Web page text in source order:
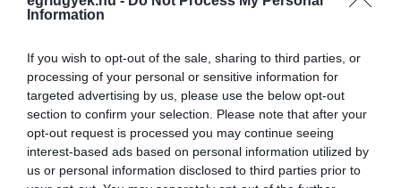
Information
If you wish to opt-out of the sale, sharing to third parties, or
processing of your personal or sensitive information for
targeted advertising by us, please use the below opt-out
section to confirm your selection. Please note that after your
opt-out request is processed you may continue seeing
interest-based ads based on personal information utilized by
us or personal information disclosed to third parties prior to
2026. augusztus 07|Eger ügye
HALMENTÉS SZARVASKŐNÉL: ŐSHONOS